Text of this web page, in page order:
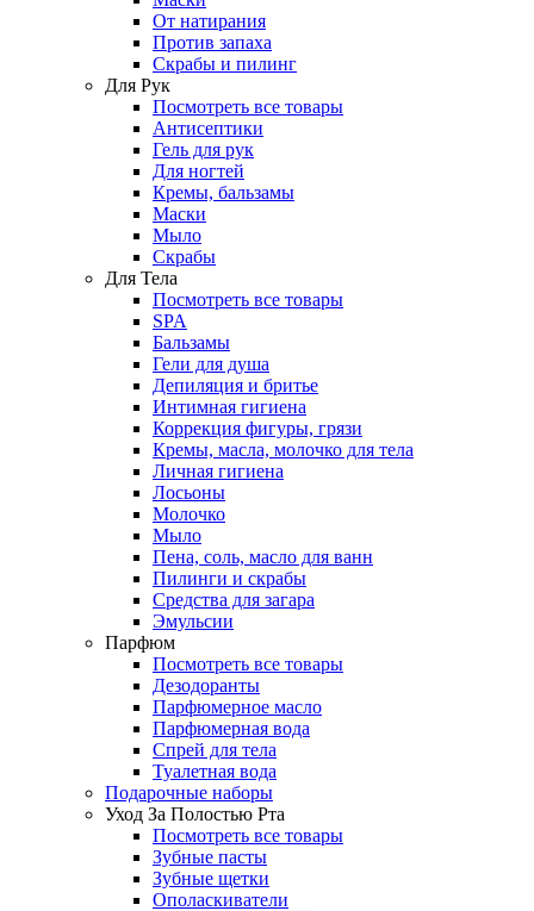
От натирания
Против запаха
Скрабы и пилинг
Для Рук
Посмотреть все товары
Антисептики
Гель для рук
Для ногтей
Кремы, бальзамы
Маски
Мыло
Скрабы
Для Тела
Посмотреть все товары
SPA
Бальзамы
Гели для душа
Депиляция и бритье
Интимная гигиена
Коррекция фигуры, грязи
Кремы, масла, молочко для тела
Личная гигиена
Лосьоны
Молочко
Мыло
Пена, соль, масло для ванн
Пилинги и скрабы
Средства для загара
Эмульсии
Парфюм
Посмотреть все товары
Дезодоранты
Парфюмерное масло
Парфюмерная вода
Спрей для тела
Туалетная вода
Подарочные наборы
Уход За Полостью Рта
Посмотреть все товары
Зубные пасты
Зубные щетки
Ополаскиватели